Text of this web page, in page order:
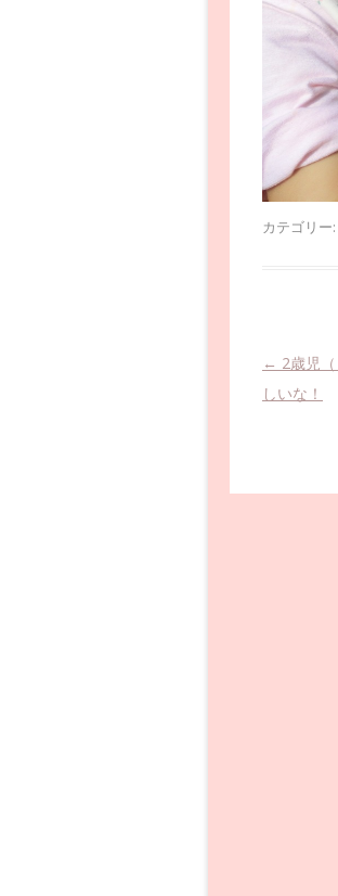
カテゴリー:
投稿ナビ
← 2歳児
しいな！